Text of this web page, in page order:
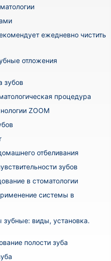
ежедневно чистить
отложения
зубов
процедура
ZOOM
отбеливания
зубов
в стоматологии
системы в
виды, установка.
полости зуба